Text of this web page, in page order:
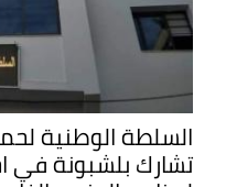
السلطة الوطنية
تشارك بلشبونة في